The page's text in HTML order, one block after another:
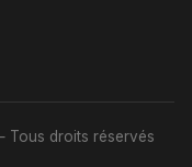
Tous droits réservés